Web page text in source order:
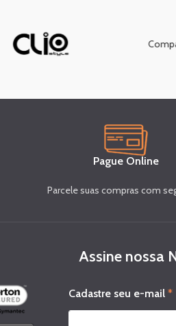
Pague Online
Parcele suas compras com
Assine nossa
*
s
Cadastre seu e-mail *